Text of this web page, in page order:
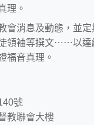
理。
會消息及動態，並
領袖等撰文⋯⋯以達
福音真理。
號
聯會大樓